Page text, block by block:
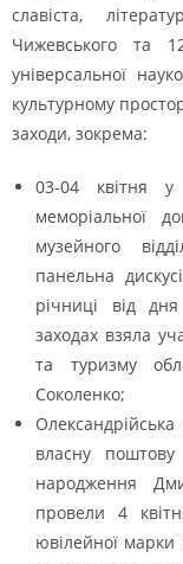
славіста,
Чижевського та
універсальної
культурному
заходи, зокрема:
03-04 квітня у
меморіальної
музейного
панельна
річниці від
заходах взяла
та туризму
Соколенко;
власну
народження
провели 4
ювілейної